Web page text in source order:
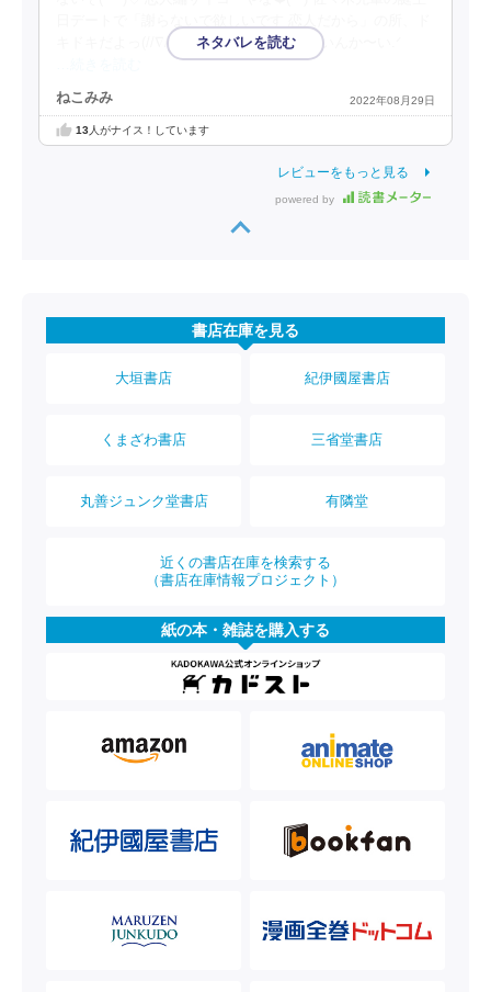
キドキだよっ(//∇//)💕観覧車でKiss♡しないんか〜い.ᐟ
ねこみみ 2022年08月29日
13人がナイス！しています
レビューをもっと見る
powered by
書店在庫を見る
大垣書店 紀伊國屋書店
くまざわ書店 三省堂書店
丸善ジュンク堂書店 有隣堂
近くの書店在庫を検索する
（書店在庫情報プロジェクト）
紙の本・雑誌を購入する